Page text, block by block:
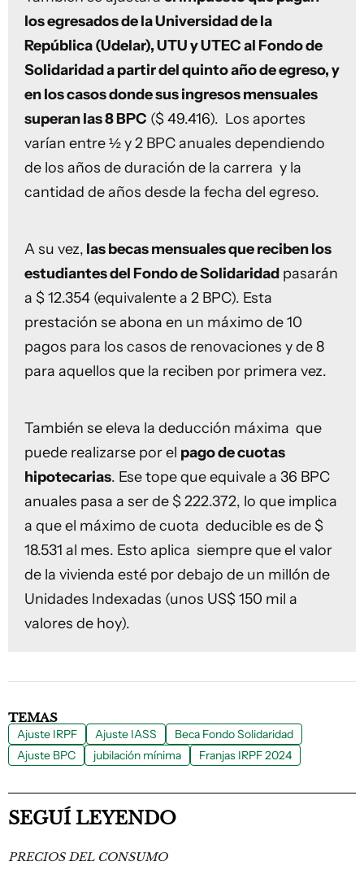
los egresados de la Universidad de la
República (Udelar), UTU y UTEC al Fondo de
Solidaridad a partir del quinto año de egreso, y
en los casos donde sus ingresos mensuales
superan las 8 BPC ($ 49.416). Los aportes
varían entre ½ y 2 BPC anuales dependiendo
de los años de duración de la carrera y la
cantidad de años desde la fecha del egreso.
A su vez, las becas mensuales que reciben los
estudiantes del Fondo de Solidaridad pasarán
a $ 12.354 (equivalente a 2 BPC). Esta
prestación se abona en un máximo de 10
pagos para los casos de renovaciones y de 8
para aquellos que la reciben por primera vez.
También se eleva la deducción máxima que
puede realizarse por el pago de cuotas
hipotecarias. Ese tope que equivale a 36 BPC
anuales pasa a ser de $ 222.372, lo que implica
a que el máximo de cuota deducible es de $
18.531 al mes. Esto aplica siempre que el valor
de la vivienda esté por debajo de un millón de
Unidades Indexadas (unos US$ 150 mil a
valores de hoy).
TEMAS
Ajuste IRPF Ajuste IASS
Beca Fondo Solidaridad
Ajuste BPC
jubilación mínima Franjas IRPF 2024
SEGUÍ LEYENDO
PRECIOS DEL CONSUMO